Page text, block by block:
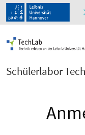
Schülerlabor